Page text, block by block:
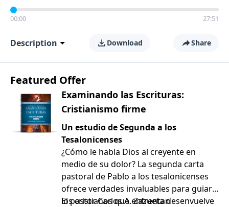
00:00 27:51
Description Download Share
Featured Offer
Examinando las Escrituras:
Cristianismo firme
Un estudio de Segunda a los
Tesalonicenses
¿Cómo le habla Dios al creyente en
medio de su dolor? La segunda carta
pastoral de Pablo a los tesalonicenses
ofrece verdades invaluables para guiar a
los cristianos que enfrentan
El pastor Carlos A. Zazueta desenvuelve